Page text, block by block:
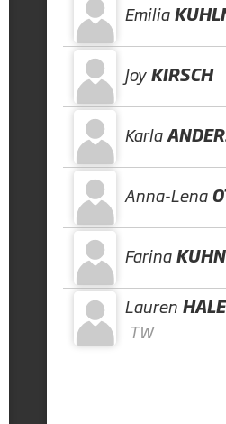
Emilia
Joy KIRSCH
Karla
Anna-Lena
Farina
Lauren
TW